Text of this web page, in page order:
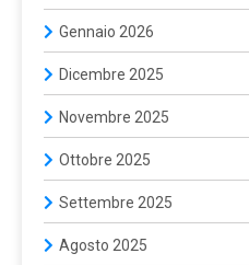
Gennaio 2026
Dicembre 2025
Novembre 2025
Ottobre 2025
Settembre 2025
Agosto 2025